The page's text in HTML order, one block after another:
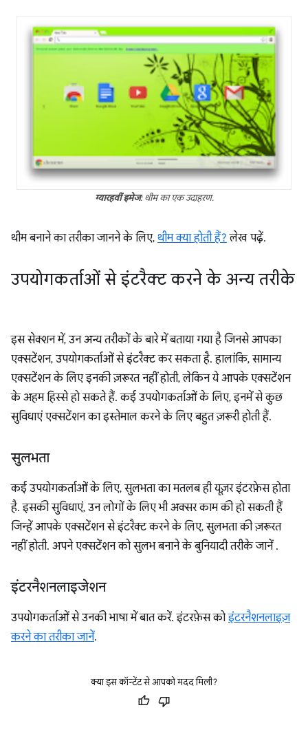
ग्यारहवीं इमेज: थीम का एक उदाहरण.
थीम बनाने का तरीका जानने के लिए, थीम क्या होती हैं? लेख पढ़ें.
उपयोगकर्ताओं से इंटरैक्ट करने के अन्य तरीके
इस सेक्शन में, उन अन्य तरीकों के बारे में बताया गया है जिनसे आपका
एक्सटेंशन, उपयोगकर्ताओं से इंटरैक्ट कर सकता है. हालांकि, सामान्य
एक्सटेंशन के लिए इनकी ज़रूरत नहीं होती, लेकिन ये आपके एक्सटेंशन
के अहम हिस्से हो सकते हैं. कई उपयोगकर्ताओं के लिए, इनमें से कुछ
सुविधाएं एक्सटेंशन का इस्तेमाल करने के लिए बहुत ज़रूरी होती हैं.
सुलभता
कई उपयोगकर्ताओं के लिए, सुलभता का मतलब ही यूज़र इंटरफ़ेस होता
है. इसकी सुविधाएं, उन लोगों के लिए भी अक्सर काम की हो सकती हैं
जिन्हें आपके एक्सटेंशन से इंटरैक्ट करने के लिए, सुलभता की ज़रूरत
नहीं होती. अपने एक्सटेंशन को सुलभ बनाने के बुनियादी तरीके जानें .
इंटरनैशनलाइजेशन
उपयोगकर्ताओं से उनकी भाषा में बात करें. इंटरफ़ेस कोइंटरनैशनलाइज़
करने का तरीका जानें.
क्या इस कॉन्टेंट से आपको मदद मिली?